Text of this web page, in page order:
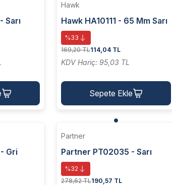
Sarı
Hawk
Hawk HA10111 - 65 Mm Sarı
Dalgali Telli M14 Vidalı Daire
Fırça
%33
169,20 TL114,04 TL
KDV Hariç: 95,03 TL
Sepete Ekle
Gri
Partner
Partner PT02035 - Sarı
Dalgalı Telli M14 Vidalı
Çanak Fırça 125 Mm
%32
278,62 TL190,57 TL